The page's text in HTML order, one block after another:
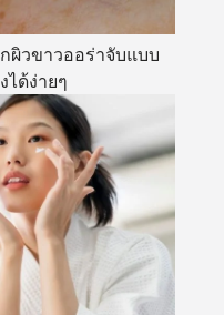
ผิวขาวออร่าจับแบบ
ด้ง่ายๆ